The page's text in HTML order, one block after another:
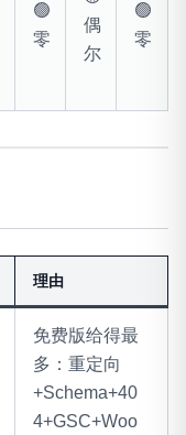
🟢
零
偶
尔
🟢
零
理由
免费版给得最
多：重定向
+Schema+40
4+GSC+Woo